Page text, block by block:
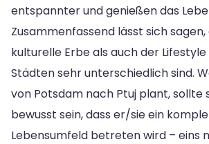
entspannter und genießen das
Zusammenfassend lässt sich
kulturelle Erbe als auch der
Städten sehr unterschiedlich sind.
von Potsdam nach Ptuj plant, sollte
bewusst sein, dass er/sie ein
Lebensumfeld betreten wird – eins